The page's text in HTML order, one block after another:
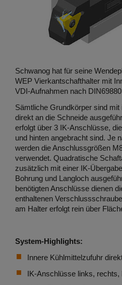
Schwanog hat für seine
WEP Vierkantschafthalter mit
VDI-Aufnahmen nach
Sämtliche Grundkörper sind
direkt an die Schneide
erfolgt über 3 IK-Anschlüsse,
und hinten angebracht sind. Je
werden die Anschlussgrößen
verwendet. Quadratische
zusätzlich mit einer IK-
Bohrung und Langloch
benötigten Anschlüsse dienen
enthaltenen
am Halter erfolgt rein über
System-Highlights:
Innere Kühlmittelzufuhr
IK-Anschlüsse links, rechts,